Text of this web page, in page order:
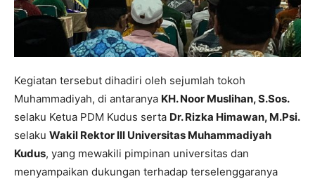
Kegiatan tersebut dihadiri oleh sejumlah tokoh
Muhammadiyah, di antaranya KH. Noor Muslihan, S.Sos.
selaku Ketua PDM Kudus serta Dr. Rizka Himawan, M.Psi.
selaku Wakil Rektor III Universitas Muhammadiyah
Kudus, yang mewakili pimpinan universitas dan
menyampaikan dukungan terhadap terselenggaranya